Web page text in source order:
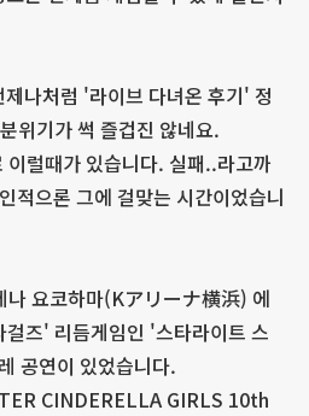
나처럼 '라이브 다녀온 후기' 정
위기가 썩 즐겁진 않네요.
럴때가 있습니다. 실패..라고까
적으론 그에 걸맞는 시간이었습니
요코하마(Kアリーナ横浜) 에
즈' 리듬게임인 '스타라이트 스
공연이 있었습니다.
CINDERELLA GIRLS 10th